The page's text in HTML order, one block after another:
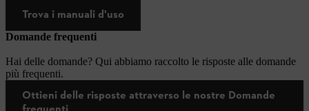
Trova i manuali d'uso
Domande frequenti
Hai delle domande? Qui abbiamo raccolto le risposte alle domande
più frequenti.
Ottieni delle risposte attraverso le nostre Domande